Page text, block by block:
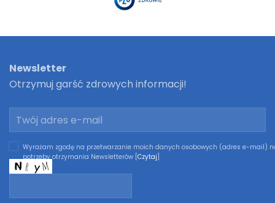
Newsletter
Otrzymuj garść zdrowych informacji!
Wyrażam zgodę na przetwarzanie moich danych osobowych (adres e-mail)
potrzeby otrzymania Newsletterów [ Czytaj